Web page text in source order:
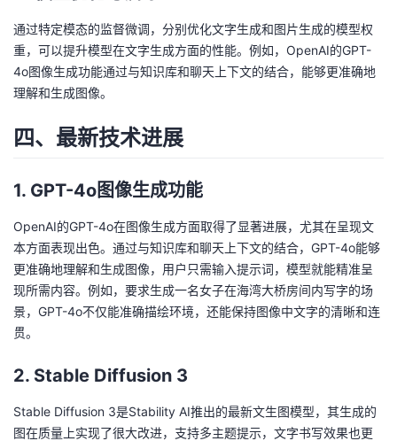
通过特定模态的监督微调，分别优化文字生成和图片生成的模型权
重，可以提升模型在文字生成方面的性能。例如，OpenAI的GPT-
4o图像生成功能通过与知识库和聊天上下文的结合，能够更准确地
理解和生成图像。
四、最新技术进展
1. GPT-4o图像生成功能
OpenAI的GPT-4o在图像生成方面取得了显著进展，尤其在呈现文
本方面表现出色。通过与知识库和聊天上下文的结合，GPT-4o能够
更准确地理解和生成图像，用户只需输入提示词，模型就能精准呈
现所需内容。例如，要求生成一名女子在海湾大桥房间内写字的场
景，GPT-4o不仅能准确描绘环境，还能保持图像中文字的清晰和连
贯。
2. Stable Diffusion 3
Stable Diffusion 3是Stability AI推出的最新文生图模型，其生成的
图在质量上实现了很大改进，支持多主题提示，文字书写效果也更